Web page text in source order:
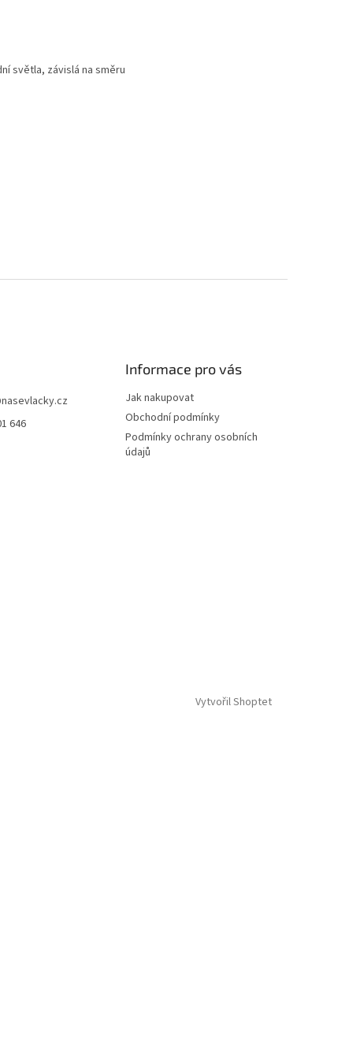
světla, závislá na směru
nasevlacky.cz
646
Informace pro vás
Jak nakupovat
Obchodní podmínky
Podmínky ochrany osobních
údajů
Vytvořil Shoptet